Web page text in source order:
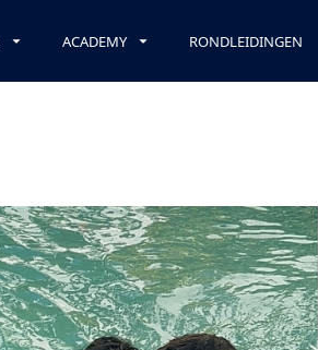
ACADEMY RONDLEIDINGEN